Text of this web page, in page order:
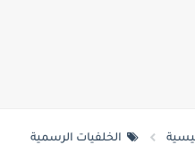
الخلفيات الرسمية